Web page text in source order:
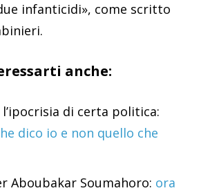
infanticidi», come scritto
anche:
di certa politica:
dico io e non quello che
Aboubakar Soumahoro: ora